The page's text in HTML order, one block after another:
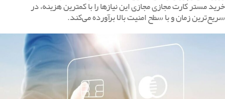
خرید مستر کارت مجازی مجازی این نیازها را با کمترین هزینه، در
سریع‌ترین زمان و با سطح امنیت بالا برآورده می‌کند.